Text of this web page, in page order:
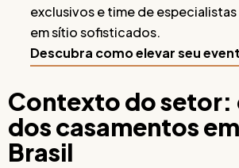
exclusivos e time de
em sítio sofisticados.
Descubra como elevar seu
Contexto do setor:
dos casamentos
Brasil